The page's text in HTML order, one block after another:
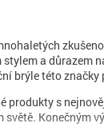
a důrazem
brýle této
produkty s
Konečným